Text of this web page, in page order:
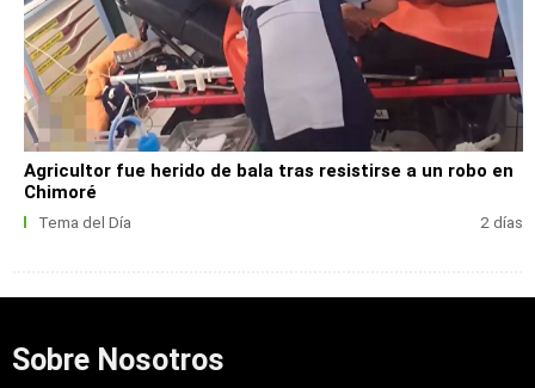
Agricultor fue herido de bala tras resistirse a un robo en
Chimoré
Tema del Día 2 días
Sobre Nosotros